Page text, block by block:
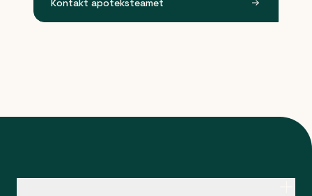
Kontakt apoteksteamet